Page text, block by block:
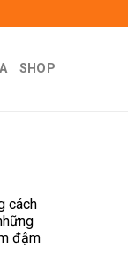
SHOP
cách
đậm